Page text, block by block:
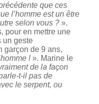
que ces
l’homme est un être
selon vous ?».
pour en mettre une
un geste
garçon de 9 ans,
!». Marine le
de la façon
t-il pas de
le serpent, ou